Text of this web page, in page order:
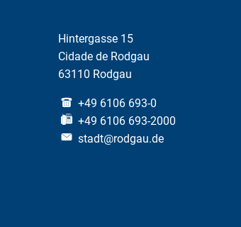
Hintergasse 15
Cidade de Rodgau
63110 Rodgau
+49 6106 693-0
+49 6106 693-2000
stadt@rodgau.de